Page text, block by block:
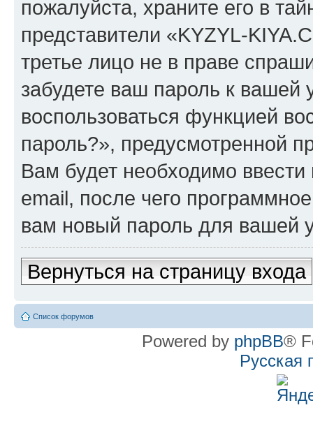
пожалуйста, храните его в
представители «KYZYL-
третье лицо не в праве
забудете ваш пароль к вашей
воспользоваться функцией
пароль?», предусмотренной
Вам будет необходимо
email, после чего
вам новый пароль для вашей
Вернуться на страницу входа
Список форумов
Powered by phpBB®
Русская